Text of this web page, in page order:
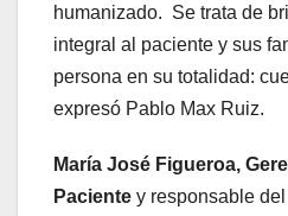
humanizado. Se trata de
integral al paciente y sus
persona en su totalidad:
expresó Pablo Max Ruiz.
María José Figueroa,
Paciente y responsable